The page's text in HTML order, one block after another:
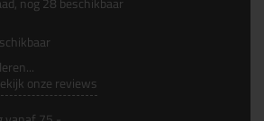
onze reviews